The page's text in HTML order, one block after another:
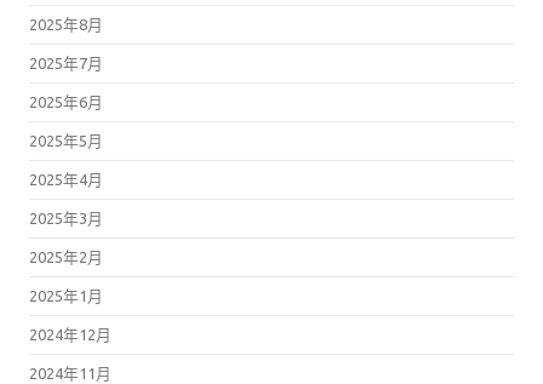
2025年8月
2025年7月
2025年6月
2025年5月
2025年4月
2025年3月
2025年2月
2025年1月
2024年12月
2024年11月